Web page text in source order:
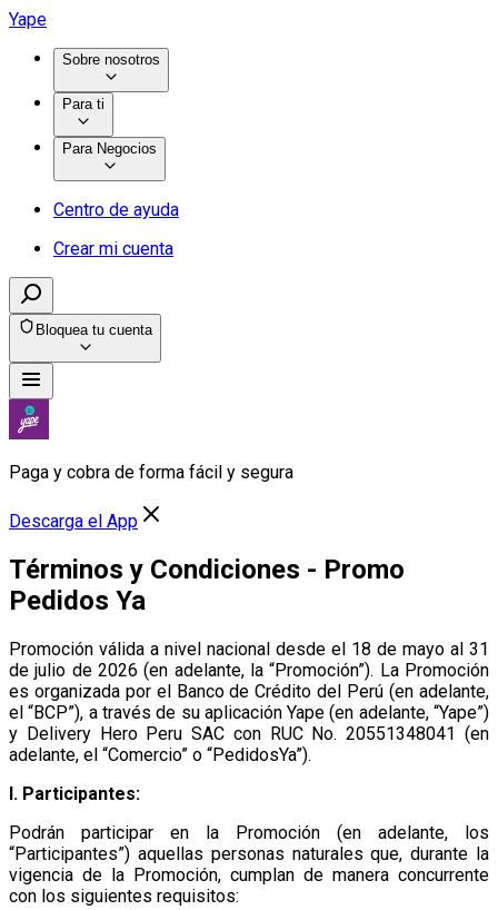
Yape
Sobre nosotros
Para ti
Para Negocios
Centro de ayuda
Crear mi cuenta
Bloquea tu cuenta
Paga y cobra de forma fácil y segura
Descarga el App
Términos y Condiciones - Promo
Pedidos Ya
Promoción válida a nivel nacional desde el 18 de mayo al 31
de julio de 2026 (en adelante, la “Promoción”). La Promoción
es organizada por el Banco de Crédito del Perú (en adelante,
el “BCP”), a través de su aplicación Yape (en adelante, “Yape”)
y Delivery Hero Peru SAC con RUC No. 20551348041 (en
adelante, el “Comercio” o “PedidosYa”).
I. Participantes:
Podrán participar en la Promoción (en adelante, los
“Participantes”) aquellas personas naturales que, durante la
vigencia de la Promoción, cumplan de manera concurrente
con los siguientes requisitos: